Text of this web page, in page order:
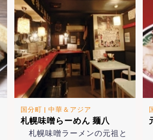
国分町 | 中華＆アジア
札幌味噌らーめん 麺八
札幌味噌ラーメンの元祖と